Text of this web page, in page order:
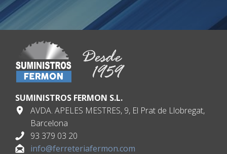
SUMINISTROS FERMON S.L.
AVDA. APELES MESTRES, 9, El Prat de Llobregat,
Barcelona
93 379 03 20
info@ferreteriafermon.com